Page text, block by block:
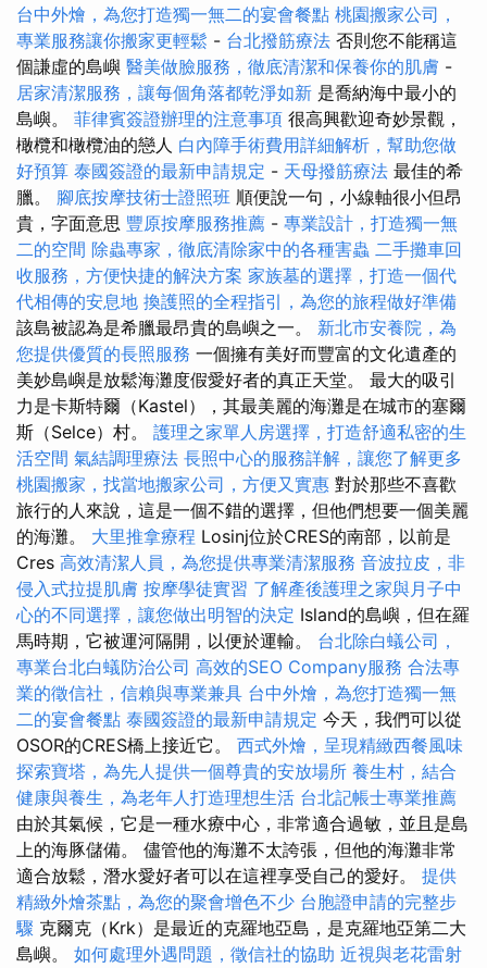
台中外燴，為您打造獨一無二的宴會餐點 桃園搬家公司，
專業服務讓你搬家更輕鬆 - 台北撥筋療法 否則您不能稱這
個謙虛的島嶼 醫美做臉服務，徹底清潔和保養你的肌膚 -
居家清潔服務，讓每個角落都乾淨如新 是喬納海中最小的
島嶼。 菲律賓簽證辦理的注意事項 很高興歡迎奇妙景觀，
橄欖和橄欖油的戀人 白內障手術費用詳細解析，幫助您做
好預算 泰國簽證的最新申請規定 - 天母撥筋療法 最佳的希
臘。 腳底按摩技術士證照班 順便說一句，小線軸很小但昂
貴，字面意思 豐原按摩服務推薦 - 專業設計，打造獨一無
二的空間 除蟲專家，徹底清除家中的各種害蟲 二手攤車回
收服務，方便快捷的解決方案 家族墓的選擇，打造一個代
代相傳的安息地 換護照的全程指引，為您的旅程做好準備
該島被認為是希臘最昂貴的島嶼之一。 新北市安養院，為
您提供優質的長照服務 一個擁有美好而豐富的文化遺產的
美妙島嶼是放鬆海灘度假愛好者的真正天堂。 最大的吸引
力是卡斯特爾（Kastel），其最美麗的海灘是在城市的塞爾
斯（Selce）村。 護理之家單人房選擇，打造舒適私密的生
活空間 氣結調理療法 長照中心的服務詳解，讓您了解更多
桃園搬家，找當地搬家公司，方便又實惠 對於那些不喜歡
旅行的人來說，這是一個不錯的選擇，但他們想要一個美麗
的海灘。 大里推拿療程 Losinj位於CRES的南部，以前是
Cres 高效清潔人員，為您提供專業清潔服務 音波拉皮，非
侵入式拉提肌膚 按摩學徒實習 了解產後護理之家與月子中
心的不同選擇，讓您做出明智的決定 Island的島嶼，但在羅
馬時期，它被運河隔開，以便於運輸。 台北除白蟻公司，
專業台北白蟻防治公司 高效的SEO Company服務 合法專
業的徵信社，信賴與專業兼具 台中外燴，為您打造獨一無
二的宴會餐點 泰國簽證的最新申請規定 今天，我們可以從
OSOR的CRES橋上接近它。 西式外燴，呈現精緻西餐風味
探索寶塔，為先人提供一個尊貴的安放場所 養生村，結合
健康與養生，為老年人打造理想生活 台北記帳士專業推薦
由於其氣候，它是一種水療中心，非常適合過敏，並且是島
上的海豚儲備。 儘管他的海灘不太誇張，但他的海灘非常
適合放鬆，潛水愛好者可以在這裡享受自己的愛好。 提供
精緻外燴茶點，為您的聚會增色不少 台胞證申請的完整步
驟 克爾克（Krk）是最近的克羅地亞島，是克羅地亞第二大
島嶼。 如何處理外遇問題，徵信社的協助 近視與老花雷射